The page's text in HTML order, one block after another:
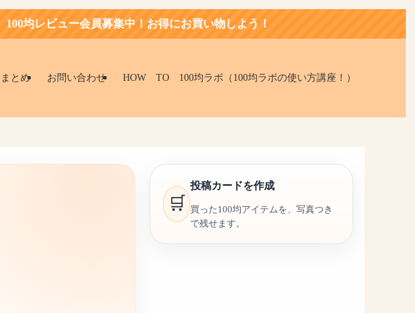
ュー会員募集中！お得にお買い物しよう！
とめ お問い合わせ HOW TO 100均ラボ（100均ラボの使い方講座！）
🛒
投稿カードを作成
買った100均アイテムを、写真つき
で残せます。